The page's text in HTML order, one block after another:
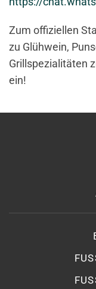
Zum offiziellen
zu Glühwein,
Grillspezialitäten
ein!